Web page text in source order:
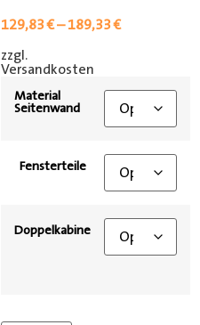
129,83€–189,33€
zzgl.
Versandkosten
Material
Seitenwand
Fensterteile
Doppelkabine